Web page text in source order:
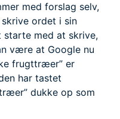
med forslag selv,
ordet i sin
med at skrive,
være at Google nu
frugttræer” er
har tastet
dukke op som